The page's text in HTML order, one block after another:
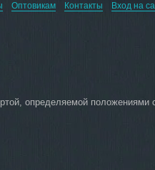
Оптовикам Контакты Вход на
определяемой положениями